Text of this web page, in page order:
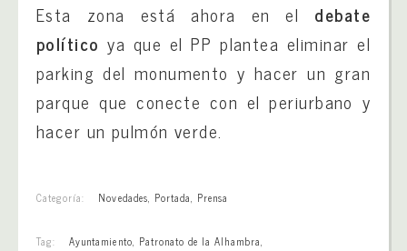
Esta zona está ahora en el debate
político ya que el PP plantea eliminar el
parking del monumento y hacer un gran
parque que conecte con el periurbano y
hacer un pulmón verde.
Categoría: Novedades, Portada, Prensa
Tag: Ayuntamiento, Patronato de la Alhambra,